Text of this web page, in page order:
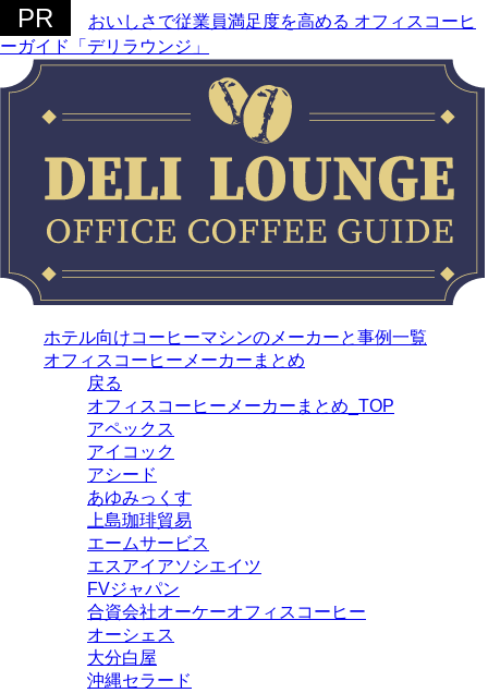
おいしさで従業員満足度を高める オフィスコーヒ
ーガイド「デリラウンジ」
ホテル向けコーヒーマシンのメーカーと事例一覧
オフィスコーヒーメーカーまとめ
戻る
オフィスコーヒーメーカーまとめ_TOP
アペックス
アイコック
アシード
あゆみっくす
上島珈琲貿易
エームサービス
エスアイアソシエイツ
FVジャパン
合資会社オーケーオフィスコーヒー
オーシェス
大分白屋
沖縄セラード